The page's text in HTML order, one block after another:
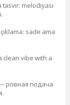
melodiyası
sade ama
clean vibe with a
ровная подача